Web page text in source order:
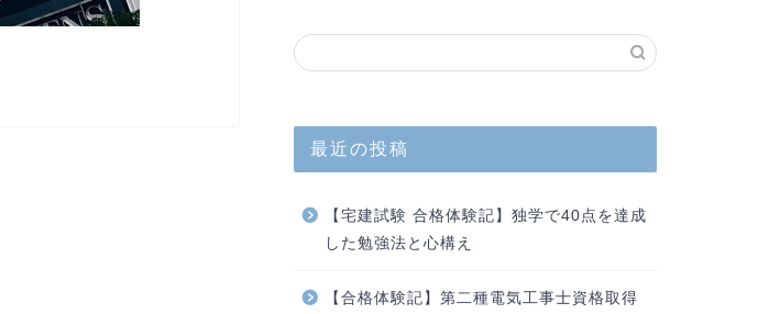
最近の投稿
【宅建試験 合格体験記】独学で40点を達成
した勉強法と心構え
【合格体験記】第二種電気工事士資格取得